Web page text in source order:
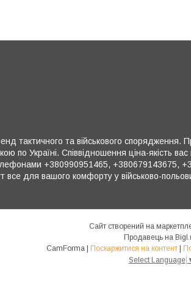
тактичного та військового спорядження.
по Україні. Співвідношення ціна-якість
+380990951465, +380679143675,
для вашого комфорту у військово-
Сайт створений на
Продавець на
CamForma | Поскаржитися на контент |
Select Language